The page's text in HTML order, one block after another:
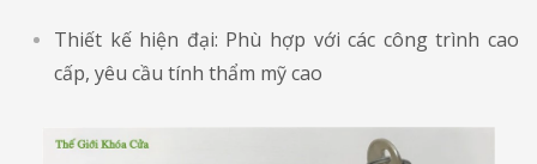
Thiết kế hiện đại: Phù hợp với các công trình cao
cấp, yêu cầu tính thẩm mỹ cao